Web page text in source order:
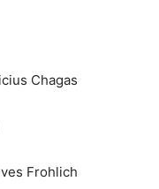
Chagas
Frohlich